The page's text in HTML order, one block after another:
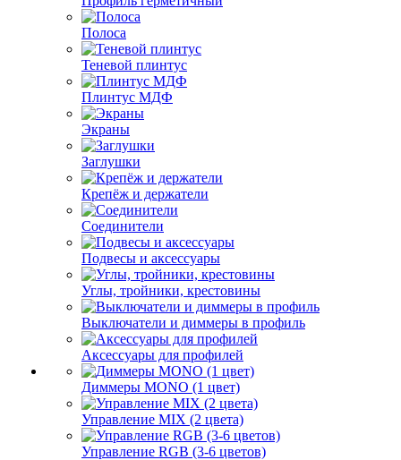
Полоса
Теневой плинтус
Плинтус МДФ
Экраны
Заглушки
Крепёж и держатели
Соединители
Подвесы и аксессуары
Углы, тройники, крестовины
Выключатели и диммеры в профиль
Аксессуары для профилей
Диммеры MONO (1 цвет)
Управление MIX (2 цвета)
Управление RGB (3-6 цветов)